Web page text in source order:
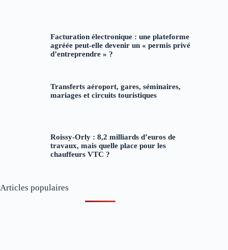
Facturation électronique : une plateforme
agréée peut-elle devenir un « permis privé
d’entreprendre » ?
Transferts aéroport, gares, séminaires,
mariages et circuits touristiques
Roissy-Orly : 8,2 milliards d’euros de
travaux, mais quelle place pour les
chauffeurs VTC ?
Articles populaires